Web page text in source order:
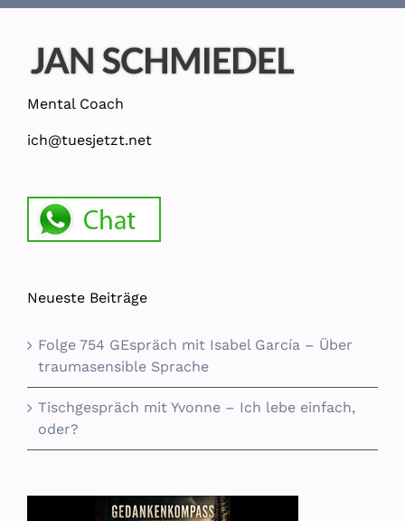
Mental Coach
ich@tuesjetzt.net
Neueste Beiträge
Folge 754 GEspräch mit Isabel García – Über
traumasensible Sprache
Tischgespräch mit Yvonne – Ich lebe einfach,
oder?